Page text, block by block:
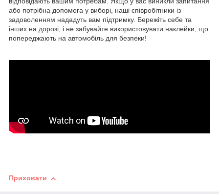
або потрібна допомога у виборі, наші співробітники із
задоволенням нададуть вам підтримку. Бережіть себе та
інших на дорозі, і не забувайте використовувати наклейки, що
попереджають на автомобіль для безпеки!
Приховати